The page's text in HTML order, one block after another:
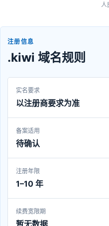
人
注册信息
.kiwi 域名规则
实名要求
以注册商要求为准
备案适用
待确认
注册年限
1–10 年
续费宽限期
暂无数据